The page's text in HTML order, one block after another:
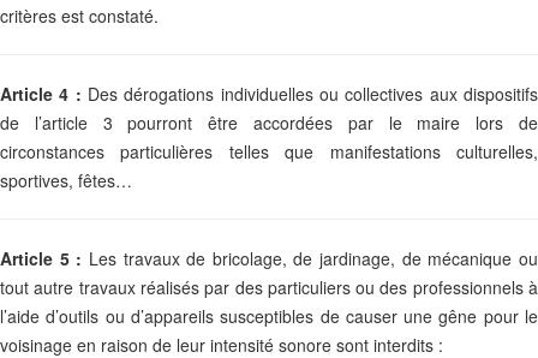
critères est constaté.
Article 4 : Des dérogations individuelles ou collectives aux dispositifs
de l’article 3 pourront être accordées par le maire lors de
circonstances particulières telles que manifestations culturelles,
sportives, fêtes…
Article 5 : Les travaux de bricolage, de jardinage, de mécanique ou
tout autre travaux réalisés par des particuliers ou des professionnels à
l’aide d’outils ou d’appareils susceptibles de causer une gêne pour le
voisinage en raison de leur intensité sonore sont interdits :